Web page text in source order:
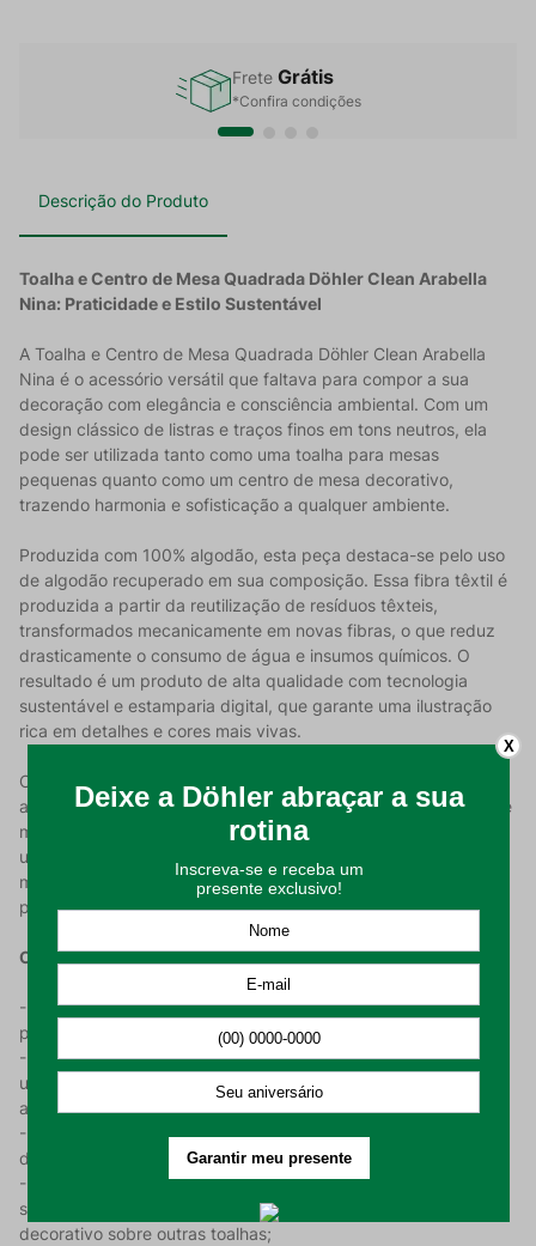
Frete Grátis
*Confira condições
Descrição do Produto
Toalha e Centro de Mesa Quadrada Döhler Clean Arabella
Nina: Praticidade e Estilo Sustentável
A Toalha e Centro de Mesa Quadrada Döhler Clean Arabella
Nina é o acessório versátil que faltava para compor a sua
decoração com elegância e consciência ambiental. Com um
design clássico de listras e traços finos em tons neutros, ela
pode ser utilizada tanto como uma toalha para mesas
pequenas quanto como um centro de mesa decorativo,
trazendo harmonia e sofisticação a qualquer ambiente.
Produzida com 100% algodão, esta peça destaca-se pelo uso
de algodão recuperado em sua composição. Essa fibra têxtil é
produzida a partir da reutilização de resíduos têxteis,
transformados mecanicamente em novas fibras, o que reduz
drasticamente o consumo de água e insumos químicos. O
resultado é um produto de alta qualidade com tecnologia
sustentável e estamparia digital, que garante uma ilustração
rica em detalhes e cores mais vivas.
O grande diferencial da linha é a proteção Döhler Clean: um
acabamento especial que protege o tecido contra manchas de
molhos, café e outros líquidos. Para higienizá-la, basta utilizar
um pano úmido imediatamente após o contato com a sujeira,
mantendo a peça sempre limpa e pronta para o uso com total
praticidade no dia a dia.
Características do Produto:
- Proteção Döhler Clean: Tecnologia que repele líquidos e
permite uma limpeza rápida com apenas um pano úmido;
- Composição Sustentável: Produzida em 100% algodão,
utilizando algodão recuperado para minimizar o impacto
ambiental;
- Estamparia Digital: Processo sustentável que confere maior
definição aos detalhes da estampa Nina;
- Versatilidade: Dimensões de 78 cm x 78 cm, ideais para
serem usadas como toalha de chá ou como centro de mesa
decorativo sobre outras toalhas;
X